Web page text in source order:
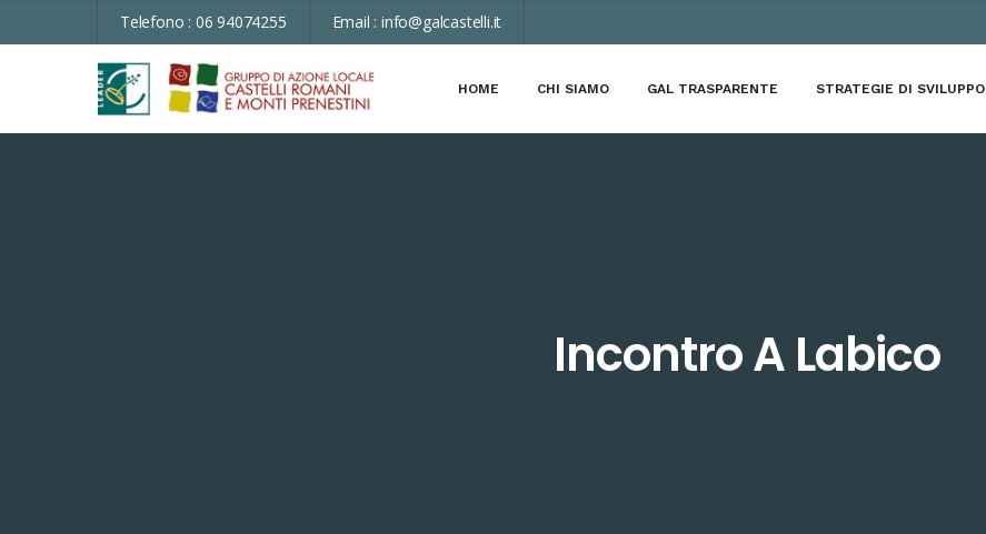
Telefono : 06 94074255 Email :info@galcastelli.it
HOME CHI SIAMO GAL TRASPARENTE STRATEGIE DI SVILUPPO
Incontro A Labico